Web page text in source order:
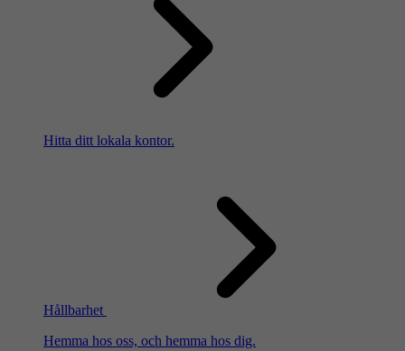
Hitta ditt lokala kontor.
Hållbarhet
Hemma hos oss, och hemma hos dig.